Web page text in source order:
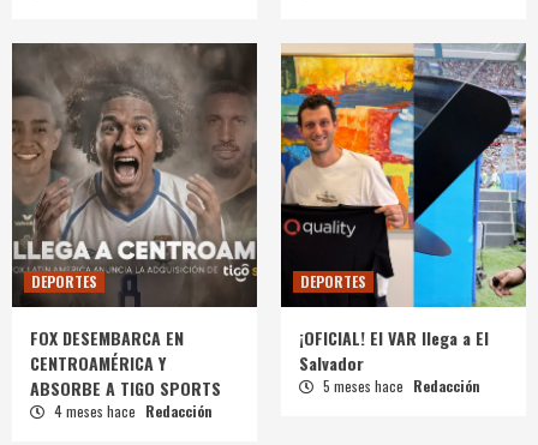
DEPORTES
FOX DESEMBARCA EN
CENTROAMÉRICA Y
ABSORBE A TIGO SPORTS
4 meses hace Redacción
DEPORTES
¡OFICIAL! El VAR llega a El
Salvador
5 meses hace Redacción